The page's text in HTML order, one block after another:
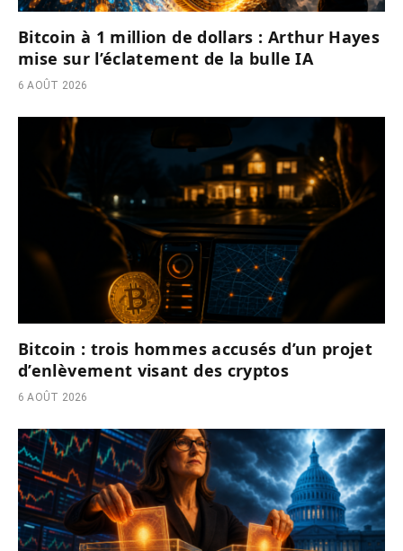
Bitcoin à 1 million de dollars : Arthur Hayes
mise sur l’éclatement de la bulle IA
6 AOÛT 2026
Bitcoin : trois hommes accusés d’un projet
d’enlèvement visant des cryptos
6 AOÛT 2026